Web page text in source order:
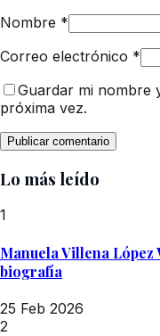
Nombre *
Correo electrónico *
Guardar mi nombre
próxima vez.
Lo más leído
1
Manuela Villena
biografía
25 Feb 2026
2